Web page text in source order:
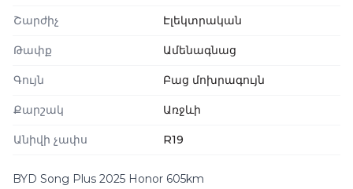
Շարժիչ Էլեկտրական
Թափք Ամենագնաց
Գույն Բաց մոխրագույն
Քարշակ Առջևի
Անիվի չափս R19
BYD Song Plus 2025 Honor 605km